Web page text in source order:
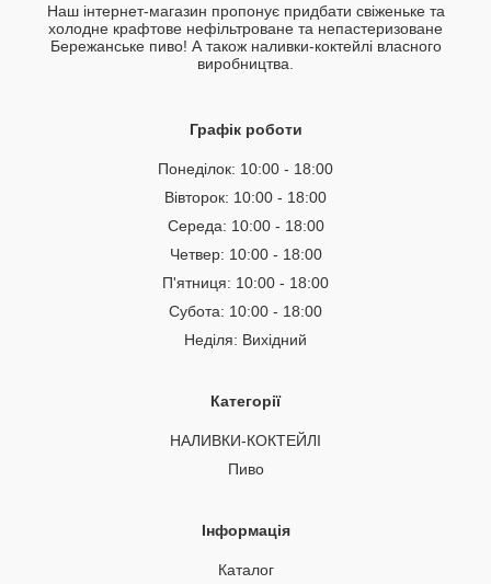
Наш інтернет-магазин пропонує придбати cвіженьке та
холодне крафтове нефільтроване та непастеризоване
Бережанське пиво! А також наливки-коктейлі власного
виробництва.
Графік роботи
Понеділок: 10:00 - 18:00
Вівторок: 10:00 - 18:00
Середа: 10:00 - 18:00
Четвер: 10:00 - 18:00
П'ятниця: 10:00 - 18:00
Субота: 10:00 - 18:00
Неділя: Вихідний
Категорії
НАЛИВКИ-КОКТЕЙЛІ
Пиво
Інформація
Каталог